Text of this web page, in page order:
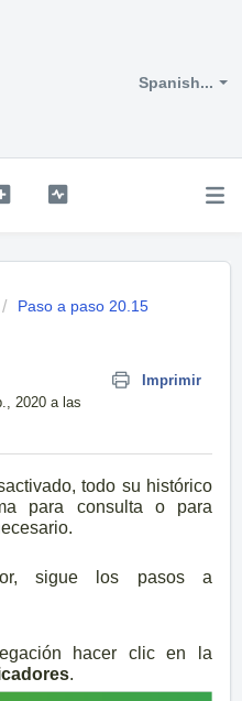
Spanish...
Paso a paso 20.15
Imprimir
2020 a las
todo su histórico
para consulta o para
sigue los pasos a
hacer clic en la
.